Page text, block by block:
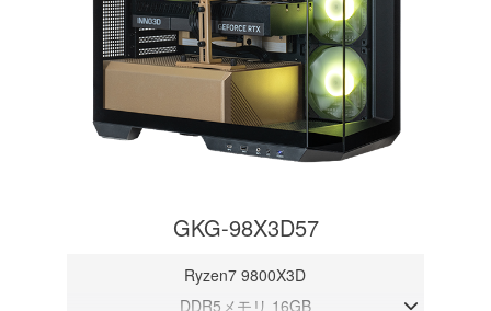
GKG-98X3D57
Ryzen7 9800X3D
DDR5メモリ 16GB